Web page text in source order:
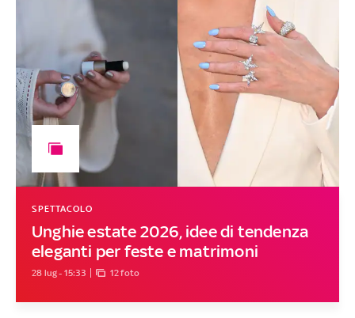
Unghie estate 2026, idee di tendenza
eleganti per feste e matrimoni
SPETTACOLO
28 lug - 15:33 12 foto